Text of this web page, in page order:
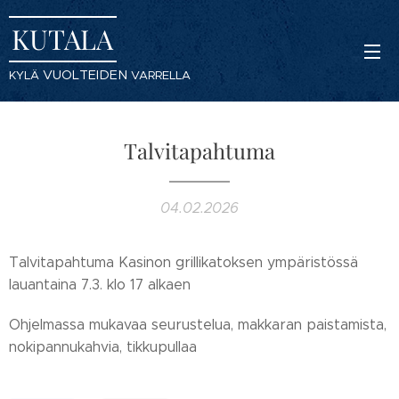
KUTALA
KYLÄ VUOLTEIDEN VARRELLA
Talvitapahtuma
04.02.2026
Talvitapahtuma Kasinon grillikatoksen ympäristössä
lauantaina 7.3. klo 17 alkaen
Ohjelmassa mukavaa seurustelua, makkaran paistamista,
nokipannukahvia, tikkupullaa